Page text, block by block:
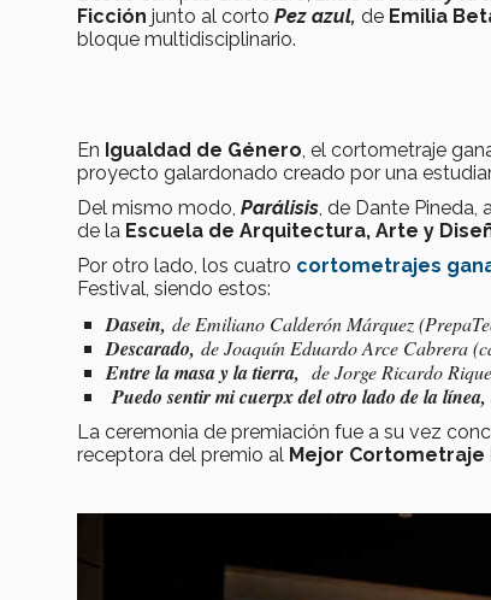
Ficción junto al corto Pez azul, de Emilia
bloque multidisciplinario.
En Igualdad de Género, el cortometraje
proyecto galardonado creado por una
Del mismo modo, Parálisis, de Dante Pineda,
de la Escuela de Arquitectura, Arte y
Por otro lado, los cuatro cortometrajes
Festival, siendo estos:
Dasein, de Emiliano Calderón Márquez
Descarado, de Joaquín Eduardo Arce Cabrera
Entre la masa y la tierra, de Jorge Ricardo
Puedo sentir mi cuerpx del otro lado de la línea,
La ceremonia de premiación fue a su vez
receptora del premio al Mejor